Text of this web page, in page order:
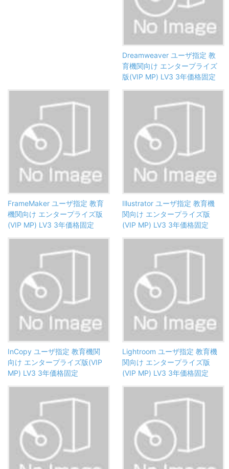
Dreamweaver ユーザ指定 教
育機関向け エンタープライズ
版(VIP MP) LV3 3年価格固定
FrameMaker ユーザ指定 教育
機関向け エンタープライズ版
(VIP MP) LV3 3年価格固定
Illustrator ユーザ指定 教育機
関向け エンタープライズ版
(VIP MP) LV3 3年価格固定
InCopy ユーザ指定 教育機関
向け エンタープライズ版(VIP
MP) LV3 3年価格固定
Lightroom ユーザ指定 教育機
関向け エンタープライズ版
(VIP MP) LV3 3年価格固定